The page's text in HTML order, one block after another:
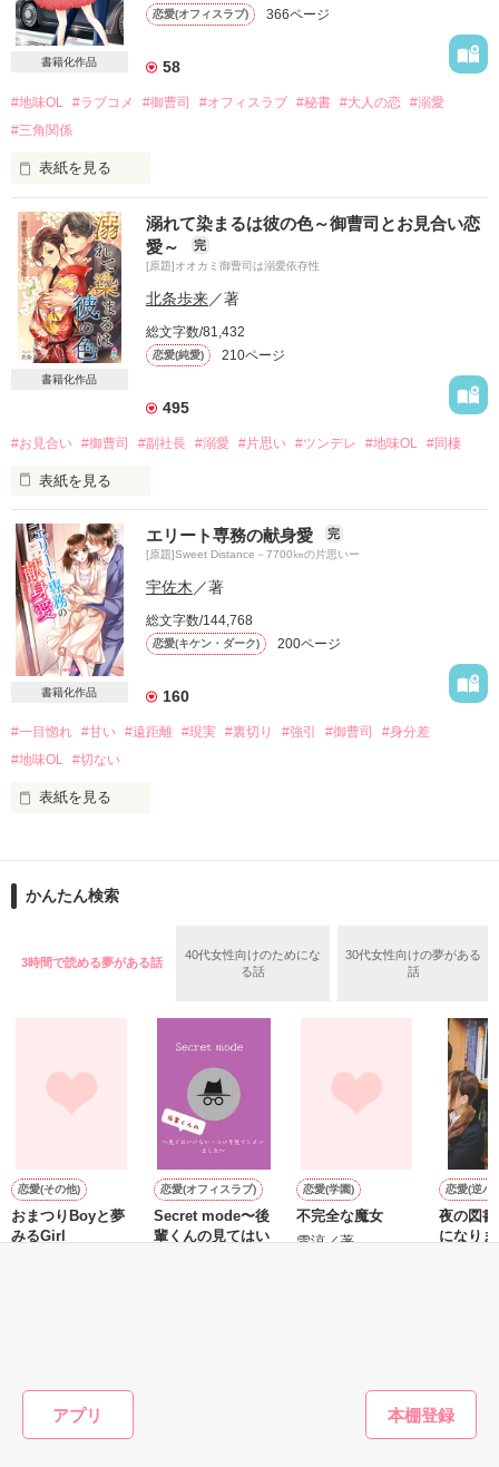
アプリ
書籍化作品
恋愛(オフィスラブ) 366ページ
58
#地味OL #ラブコメ #御曹司 #オフィスラブ #秘書 #大人の恋 #溺愛
#三角関係
表紙を見る
―――――――――
2018年4月
ベリーズ文庫より書籍化(文庫)させて頂くことになりました。
読んでくださった読者様のお陰です。
有難う御座いました。
書籍化に伴い、全ページ公開を終了し、試し読みにさせて頂き
―――――――――
見た目も性格も自他ともに認める地味子の私が入社した会社は
日本有数の総合商社。
で、配属された部署が、どういうワケか受付。
受付嬢と言えば”会社の顔”
私なんかより綺麗な同期がうじゃうじゃ居たのに、どうして私
なの？
案の定、配属初日にキツ～いダメ出しをされた。
そう怒鳴ったのは、次期社長と噂されている容姿端麗な専務。
早くも配置転換かと思いきや――
その日の午後、受付に現れた専務のイケメン秘書が冷めた視線
を私に向け、不機嫌な顔で呟く。
「大沢　茉耶（おおさわ　まや）さん、専務からあなたをなん
とかしろという指示がありました」
えっ？　なんとかって……？
甘いけど、何気に複雑で
実は危険な
Love　story
書籍化作品
溺れて染まるは彼の色～御曹司とお見合い恋
愛～
完
[原題]オオカミ御曹司は溺愛依存性
北条歩来／著
総文字数/81,432
恋愛(純愛) 210ページ
495
#お見合い #御曹司 #副社長 #溺愛 #片思い #ツンデレ #地味OL #同棲
表紙を見る
半年前から、時々通勤電車で見かける
絶世の美男子に憧れていた日々
当然話しかける勇気もなく
見つめるだけで満足できるほどの
大切な片想いだったのに
三藤　咲（みつふじ　さき）26歳
万年片想いの恋愛不器用OL
服飾業界最大手・八神グループ子息
゜+.――゜+.――゜+.――゜+.――゜+.――゜
まさかのオオカミ御曹司
失恋のショックで立ち直れない
私の前に再び現れた彼は
とっても冷たいのに優しくて
「俺に染まったお前は、最高に綺麗だ」
書籍化作品
エリート専務の献身愛 完
[原題]Sweet Distance－7700㎞の片思いー
宇佐木／著
総文字数/144,768
恋愛(キケン・ダーク) 200ページ
160
#一目惚れ #甘い #遠距離 #現実 #裏切り #強引 #御曹司
#身分差
#地味OL #切ない
表紙を見る
訳ないのですが1.10より試し読みになります。
あまりに真剣な目をして言うから。
信じただけでなく、心まで奪われて。
「騙していたんですか……？」
●2017.2.14～2017.5.31●
かんたん検索
3時間で読める夢がある話
40代女性向けのためにな
る話
30代女性向けの夢がある
話
恋愛(その他)
おまつりBoyと夢
みるGirl
恋愛(オフィスラブ)
Secret mode〜後
輩くんの見てはい
恋愛(学園)
不完全な魔女
雪涼／著
恋愛(逆ハ
夜の図
になり
かんたん検索の条件を変える